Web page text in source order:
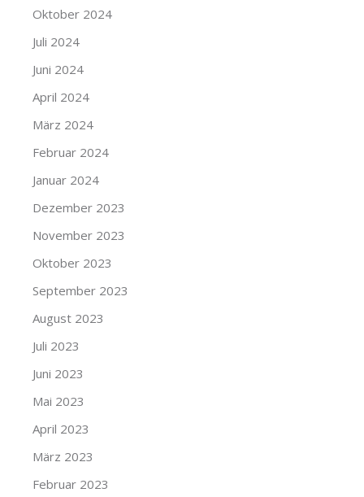
Oktober 2024
Juli 2024
Juni 2024
April 2024
März 2024
Februar 2024
Januar 2024
Dezember 2023
November 2023
Oktober 2023
September 2023
August 2023
Juli 2023
Juni 2023
Mai 2023
April 2023
März 2023
Februar 2023